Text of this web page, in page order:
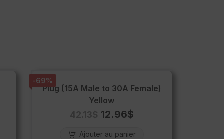
-69%
Plug (15A Male to 30A Female)
Yellow
12.96$
Ajouter au panier